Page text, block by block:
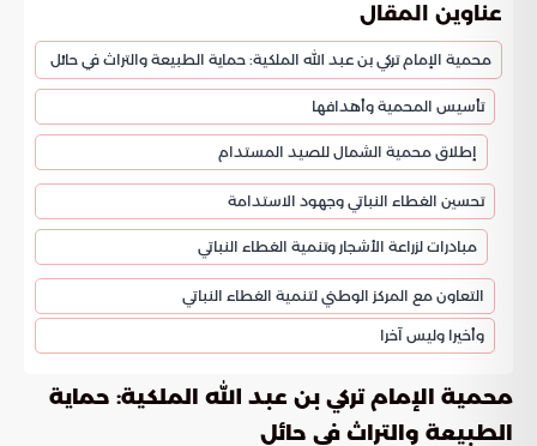
عناوين المقال
محمية الإمام تركي بن عبد الله الملكية: حماية الطبيعة والتراث في حائل
تأسيس المحمية وأهدافها
إطلاق محمية الشمال للصيد المستدام
تحسين الغطاء النباتي وجهود الاستدامة
مبادرات لزراعة الأشجار وتنمية الغطاء النباتي
التعاون مع المركز الوطني لتنمية الغطاء النباتي
وأخيرا وليس آخرا
محمية الإمام تركي بن عبد الله الملكية: حماية
الطبيعة والتراث في حائل